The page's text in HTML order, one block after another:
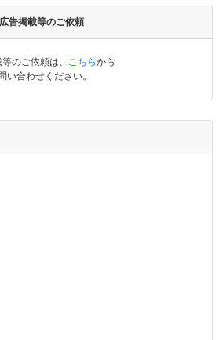
広告掲載等のご依頼
のご依頼は、 こちらから
い合わせください。